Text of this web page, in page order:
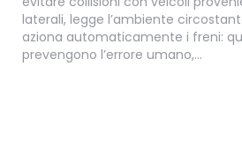
laterali, legge l’ambiente
aziona automaticamente i freni:
prevengono l’errore umano,…